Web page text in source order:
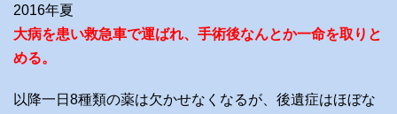
2016年夏
大病を患い救急車で運ばれ、手術後なんとか一命を取りと
める。
以降一日8種類の薬は欠かせなくなるが、後遺症はほぼな